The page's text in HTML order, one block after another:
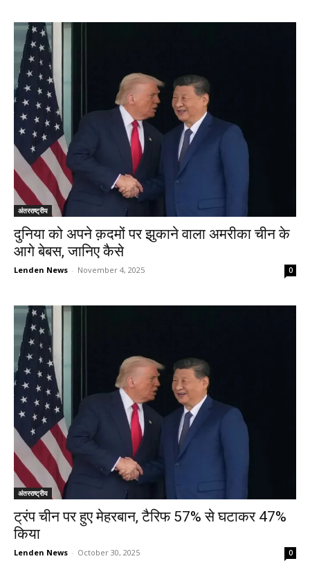
अंतरराष्ट्रीय
दुनिया को अपने क़दमों पर झुकाने वाला अमरीका चीन के
आगे बेबस, जानिए कैसे
Lenden News - November 4, 2025 0
अंतरराष्ट्रीय
ट्रंप चीन पर हुए मेहरबान, टैरिफ 57% से घटाकर 47%
किया
Lenden News - October 30, 2025 0